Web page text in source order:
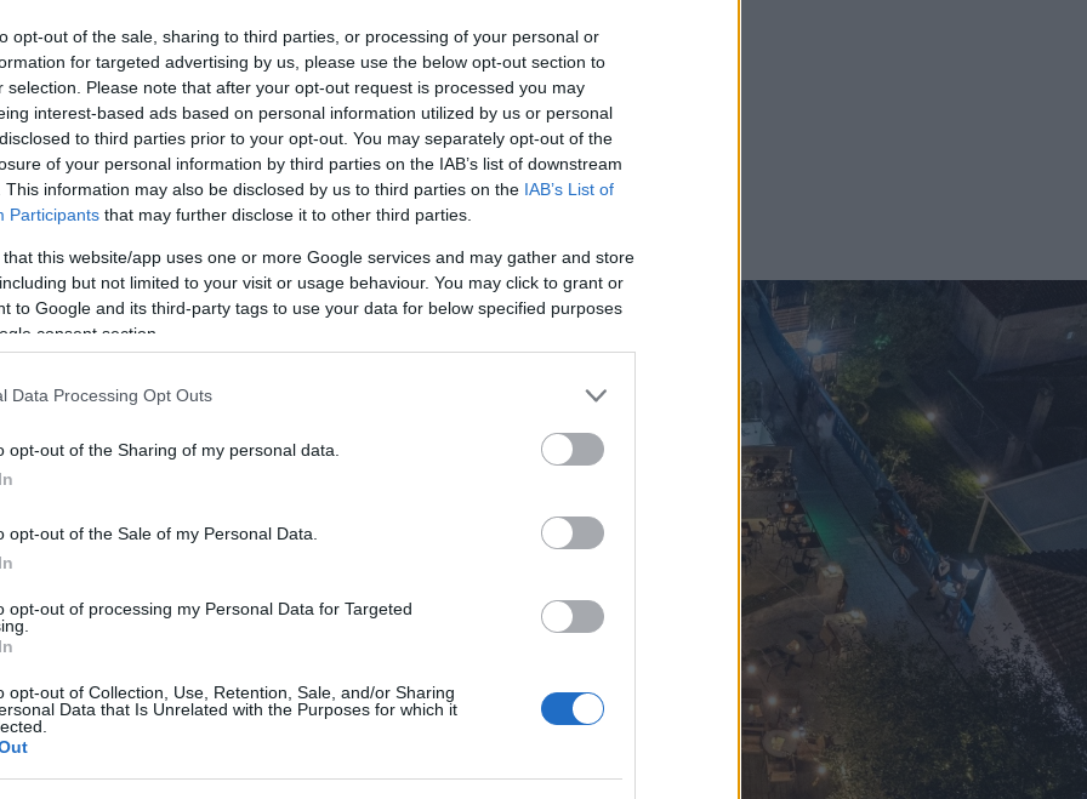
opt-out of the sale, sharing to third parties, or processing of your personal or
for targeted advertising by us, please use the below opt-out section to
selection. Please note that after your opt-out request is processed you may
interest-based ads based on personal information utilized by us or personal
to third parties prior to your opt-out. You may separately opt-out of the
of your personal information by third parties on the IAB’s list of downstream
This information may also be disclosed by us to third parties on the IAB’s List of
Participants that may further disclose it to other third parties.
that this website/app uses one or more Google services and may gather and store
but not limited to your visit or usage behaviour. You may click to grant or
to Google and its third-party tags to use your data for below specified purposes
consent section.
Data Processing Opt Outs
opt-out of the Sharing of my personal data.
opt-out of the Sale of my Personal Data.
opt-out of processing my Personal Data for Targeted
opt-out of Collection, Use, Retention, Sale, and/or Sharing
Data that Is Unrelated with the Purposes for which it
Ginger Bar